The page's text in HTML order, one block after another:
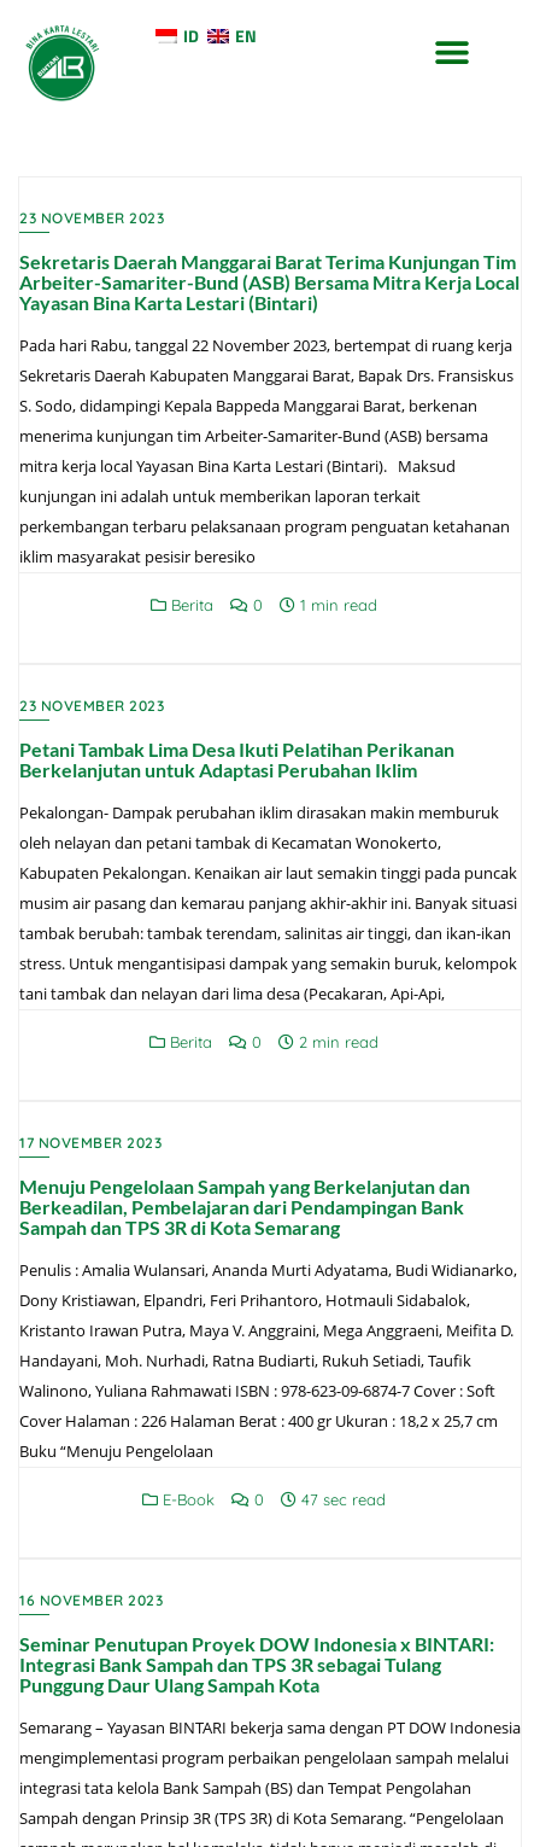
ID EN
23 NOVEMBER 2023
Sekretaris Daerah Manggarai Barat Terima Kunjungan Tim
Arbeiter-Samariter-Bund (ASB) Bersama Mitra Kerja Local
Yayasan Bina Karta Lestari (Bintari)
Pada hari Rabu, tanggal 22 November 2023, bertempat di ruang kerja
Sekretaris Daerah Kabupaten Manggarai Barat, Bapak Drs. Fransiskus
S. Sodo, didampingi Kepala Bappeda Manggarai Barat, berkenan
menerima kunjungan tim Arbeiter-Samariter-Bund (ASB) bersama
mitra kerja local Yayasan Bina Karta Lestari (Bintari). Maksud
kunjungan ini adalah untuk memberikan laporan terkait
perkembangan terbaru pelaksanaan program penguatan ketahanan
iklim masyarakat pesisir beresiko
Berita 0 1 min read
23 NOVEMBER 2023
Petani Tambak Lima Desa Ikuti Pelatihan Perikanan
Berkelanjutan untuk Adaptasi Perubahan Iklim
Pekalongan- Dampak perubahan iklim dirasakan makin memburuk
oleh nelayan dan petani tambak di Kecamatan Wonokerto,
Kabupaten Pekalongan. Kenaikan air laut semakin tinggi pada puncak
musim air pasang dan kemarau panjang akhir-akhir ini. Banyak situasi
tambak berubah: tambak terendam, salinitas air tinggi, dan ikan-ikan
stress. Untuk mengantisipasi dampak yang semakin buruk, kelompok
tani tambak dan nelayan dari lima desa (Pecakaran, Api-Api,
Berita 0 2 min read
17 NOVEMBER 2023
Menuju Pengelolaan Sampah yang Berkelanjutan dan
Berkeadilan, Pembelajaran dari Pendampingan Bank
Sampah dan TPS 3R di Kota Semarang
Penulis : Amalia Wulansari, Ananda Murti Adyatama, Budi Widianarko,
Dony Kristiawan, Elpandri, Feri Prihantoro, Hotmauli Sidabalok,
Kristanto Irawan Putra, Maya V. Anggraini, Mega Anggraeni, Meifita D.
Handayani, Moh. Nurhadi, Ratna Budiarti, Rukuh Setiadi, Taufik
Walinono, Yuliana Rahmawati ISBN : 978-623-09-6874-7 Cover : Soft
Cover Halaman : 226 Halaman Berat : 400 gr Ukuran : 18,2 x 25,7 cm
Buku “Menuju Pengelolaan
E-Book 0 47 sec read
16 NOVEMBER 2023
Seminar Penutupan Proyek DOW Indonesia x BINTARI:
Integrasi Bank Sampah dan TPS 3R sebagai Tulang
Punggung Daur Ulang Sampah Kota
Semarang – Yayasan BINTARI bekerja sama dengan PT DOW Indonesia
mengimplementasi program perbaikan pengelolaan sampah melalui
integrasi tata kelola Bank Sampah (BS) dan Tempat Pengolahan
Sampah dengan Prinsip 3R (TPS 3R) di Kota Semarang. “Pengelolaan